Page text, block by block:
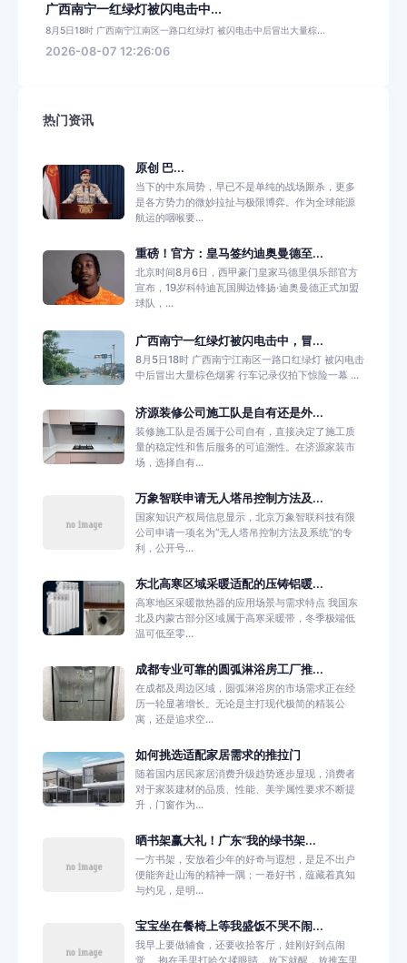
广西南宁一红绿灯被闪电击中...
8月5日18时 广西南宁江南区一路口红绿灯 被闪电击中后冒出大量棕...
2026-08-07 12:26:06
热门资讯
原创 巴...
当下的中东局势，早已不是单纯的战场厮杀，更多
是各方势力的微妙拉扯与极限博弈。作为全球能源
航运的咽喉要...
重磅！官方：皇马签约迪奥曼德至...
北京时间8月6日，西甲豪门皇家马德里俱乐部官方
宣布，19岁科特迪瓦国脚边锋扬·迪奥曼德正式加盟
球队，...
广西南宁一红绿灯被闪电击中，冒...
8月5日18时 广西南宁江南区一路口红绿灯 被闪电击
中后冒出大量棕色烟雾 行车记录仪拍下惊险一幕 ...
济源装修公司施工队是自有还是外...
装修施工队是否属于公司自有，直接决定了施工质
量的稳定性和售后服务的可追溯性。在济源家装市
场，选择自有...
万象智联申请无人塔吊控制方法及...
国家知识产权局信息显示，北京万象智联科技有限
公司申请一项名为“无人塔吊控制方法及系统”的专
利，公开号...
东北高寒区域采暖适配的压铸铝暖...
高寒地区采暖散热器的应用场景与需求特点 我国东
北及内蒙古部分区域属于高寒采暖带，冬季极端低
温可低至零...
成都专业可靠的圆弧淋浴房工厂推...
在成都及周边区域，圆弧淋浴房的市场需求正在经
历一轮显著增长。无论是主打现代极简的精装公
寓，还是追求空...
如何挑选适配家居需求的推拉门
随着国内居民家居消费升级趋势逐步显现，消费者
对于家装建材的品质、性能、美学属性要求不断提
升，门窗作为...
晒书架赢大礼！广东“我的绿书架...
一方书架，安放着少年的好奇与遐想，是足不出户
便能奔赴山海的精神一隅；一卷好书，蕴藏着真知
与灼见，是明...
宝宝坐在餐椅上等我盛饭不哭不闹...
我早上要做辅食，还要收拾客厅，娃刚好到点闹
觉。 抱在手里打哈欠揉眼睛，放下就醒，放推车里